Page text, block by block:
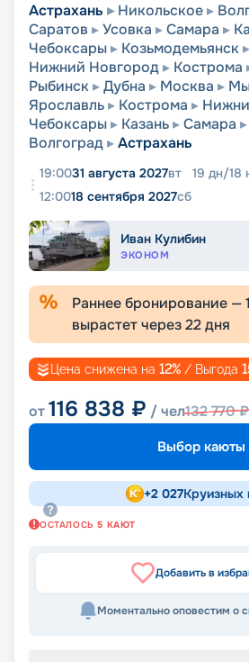
Астрахань Никольское
Саратов
Усовка Самара
Чебоксары
Козьмодемьянск
Нижний Новгород
Кострома
Рыбинск
Дубна Москва
Ярославль
Кострома
Чебоксары
Казань Самара
Волгоград
Астрахань
19:0031 августа 2027вт 19 дн/18
12:0018 сентября 2027сб
Иван Кулибин
ЭКОНОМ
Раннее бронирование —
вырастет через22дня
Цена снижена на 12% / Выгода
от116 838 ₽ / чел132 770₽
Выбор каюты
+2 027Круизных
ОСТАЛОСЬ 5 КАЮТ
Добавить в
Моментально оповестим о